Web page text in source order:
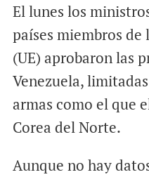
El lunes los
países miembros de
(UE) aprobaron las
Venezuela,
armas como el que
Corea del Norte.
Aunque no hay